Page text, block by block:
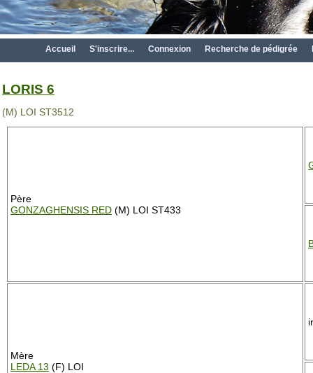
Accueil S'inscrire... Connexion Recherche de pédigrée
LORIS 6
(M) LOI ST3512
Père
GONZAGHENSIS RED (M) LOI ST433
Mère
LEDA 13 (F) LOI